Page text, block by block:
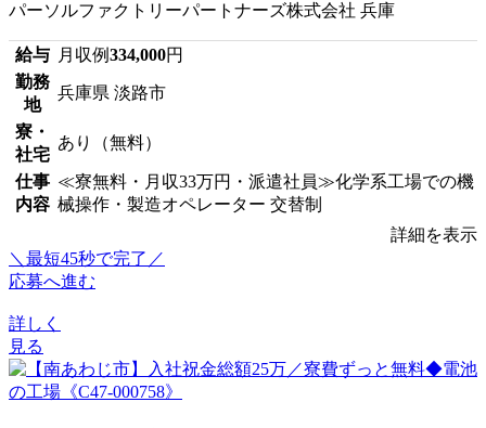
パーソルファクトリーパートナーズ株式会社 兵庫
給与 月収例334,000円
勤務
地
兵庫県 淡路市
寮・
社宅
あり（無料）
仕事
内容
≪寮無料・月収33万円・派遣社員≫化学系工場での機
械操作・製造オペレーター 交替制
詳細を表示
＼最短45秒で完了／
応募へ進む
詳しく
見る